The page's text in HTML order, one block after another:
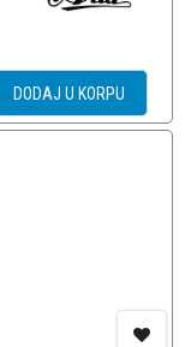
DODAJ U KORPU